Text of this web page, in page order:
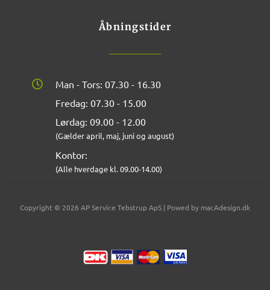
Åbningstider
Man - Tors: 07.30 - 16.30
Fredag: 07.30 - 15.00
Lørdag: 09.00 - 12.00
(Gælder april, maj, juni og august)
Kontor:
(Alle hverdage kl. 09.00-14.00)
Copyright © 2026 AP Service Tebstrup ApS | Powed by macAdesign.dk